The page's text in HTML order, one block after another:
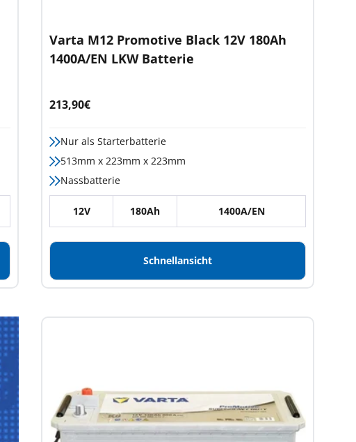
Varta M12 Promotive Black 12V 180Ah
1400A/EN LKW Batterie
Angebotspreis
213,90€
Nur als Starterbatterie
513mm x 223mm x 223mm
Nassbatterie
12V 180Ah 1400A/EN
Schnellansicht